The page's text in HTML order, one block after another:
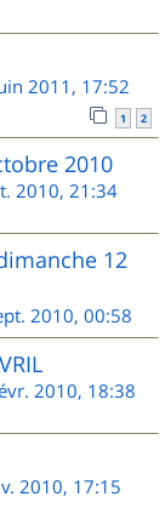
2011, 17:52
1 2
2010
2010, 21:34
12
2010, 00:58
2010, 18:38
2010, 17:15